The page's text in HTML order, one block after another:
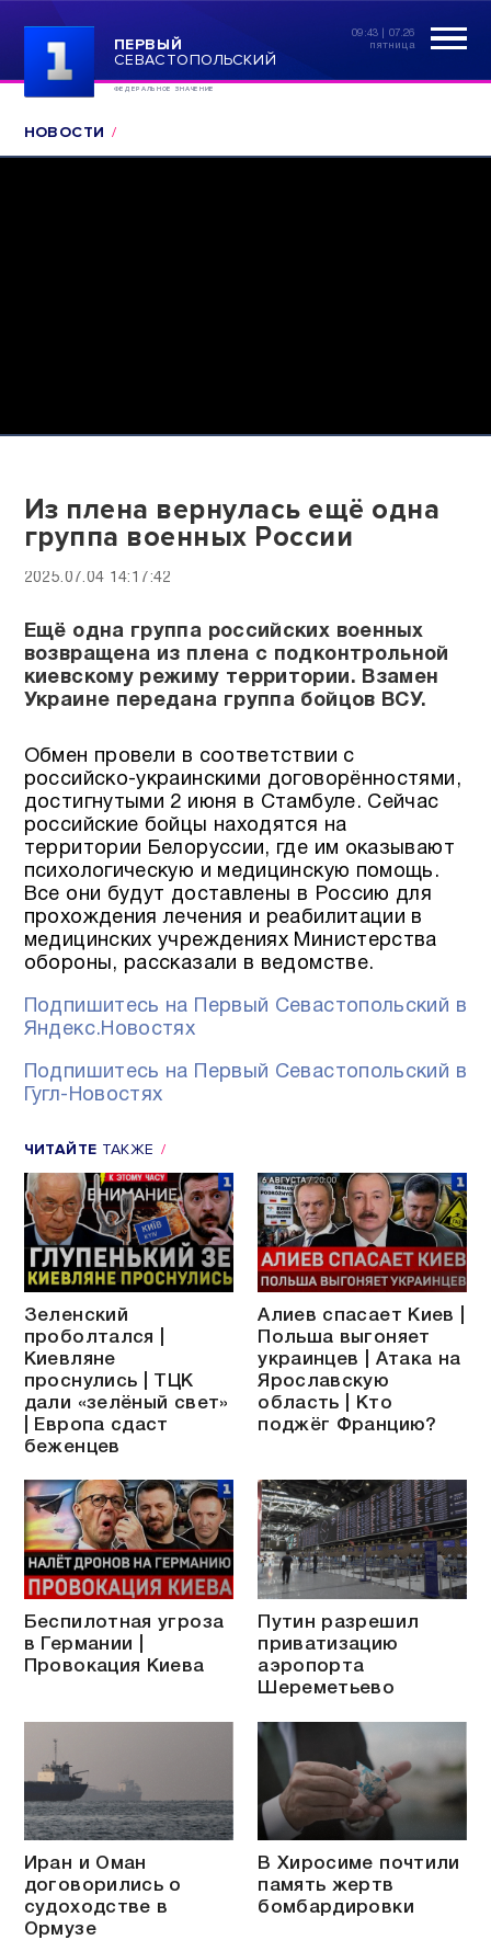
ПЕРВЫЙ
СЕВАСТОПОЛЬСКИЙ
ФЕДЕРАЛЬНОЕ ЗНАЧЕНИЕ
09:43 | 07.26
пятница
НОВОСТИ
Из плена вернулась ещё одна
группа военных России
2025.07.04 14:17:42
Ещё одна группа российских военных
возвращена из плена с подконтрольной
киевскому режиму территории. Взамен
Украине передана группа бойцов ВСУ.
Обмен провели в соответствии с
российско-украинскими договорённостями,
достигнутыми 2 июня в Стамбуле. Сейчас
российские бойцы находятся на
территории Белоруссии, где им оказывают
психологическую и медицинскую помощь.
Все они будут доставлены в Россию для
прохождения лечения и реабилитации в
медицинских учреждениях Министерства
обороны, рассказали в ведомстве.
Подпишитесь на Первый Севастопольский в
Яндекс.Новостях
Подпишитесь на Первый Севастопольский в
Гугл-Новостях
ЧИТАЙТЕ ТАКЖЕ
Зеленский
проболтался |
Киевляне
проснулись | ТЦК
дали «зелёный свет»
| Европа сдаст
беженцев
Алиев спасает Киев |
Польша выгоняет
украинцев | Атака на
Ярославскую
область | Кто
поджёг Францию?
Беспилотная угроза
в Германии |
Провокация Киева
Путин разрешил
приватизацию
аэропорта
Шереметьево
Иран и Оман
договорились о
судоходстве в
Ормузе
В Хиросиме почтили
память жертв
бомбардировки